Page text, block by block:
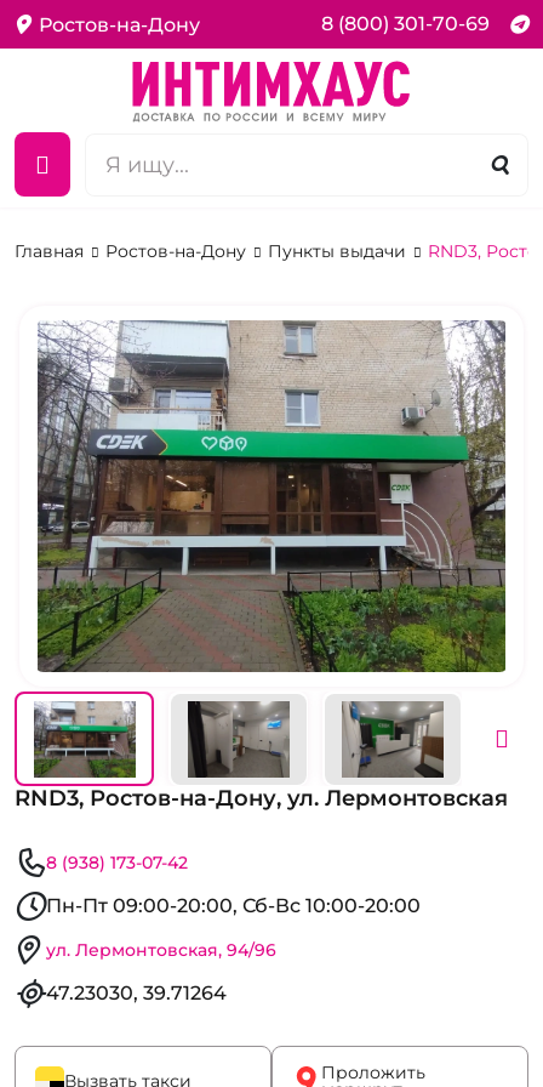
Ростов-на-Дону 8 (800) 301-70-69
Главная Ростов-на-Дону Пункты выдачи RND3,
RND3, Ростов-на-Дону, ул. Лермонтовская
8 (938) 173-07-42
Пн-Пт 09:00-20:00, Сб-Вс 10:00-20:00
ул. Лермонтовская, 94/96
47.23030, 39.71264
Вызвать такси Проложить